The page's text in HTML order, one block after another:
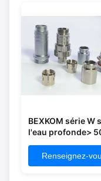
BEXKOM série W
l'eau profonde>
mètres
de câble de
verrouillage à vis
Renseignez-